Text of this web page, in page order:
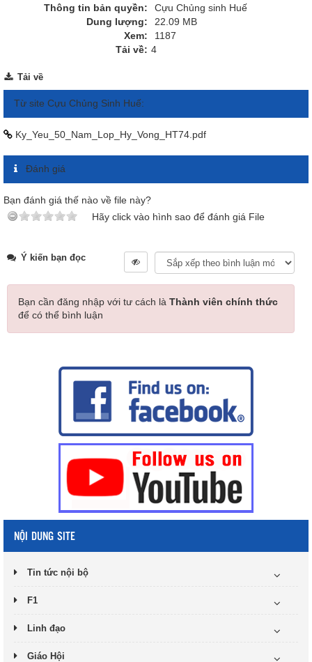
Thông tin bản quyền:
Cựu Chủng sinh Huế
Dung lượng:
22.09 MB
Xem:
1187
Tải về: 4
Tải về
Từ site Cựu Chủng Sinh Huế:
Ky_Yeu_50_Nam_Lop_Hy_Vong_HT74.pdf
Đánh giá
Bạn đánh giá thế nào về file này?
Hãy click vào hình sao để đánh giá File
Ý kiến bạn đọc
Bạn cần đăng nhập với tư cách là Thành viên chính thức
để có thể bình luận
NỘI DUNG SITE
Tin tức nội bộ
F1
Linh đạo
Giáo Hội